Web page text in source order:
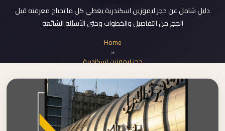
Services
About Us
دليل شامل عن حجز ليموزين اسكندرية يغطي كل ما تحتاج معرفته قبل
الحجز من التفاصيل والخطوات وحتى الأسئلة الشائعة
Home
»
حجز ليموزين اسكندرية
Cairo
Rental
Service
Wedding